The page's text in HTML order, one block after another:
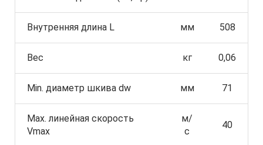
Внутренняя длина L мм 508
Вес кг 0,06
Min. диаметр шкива dw мм 71
Max. линейная скорость
Vmax
м/
с
40